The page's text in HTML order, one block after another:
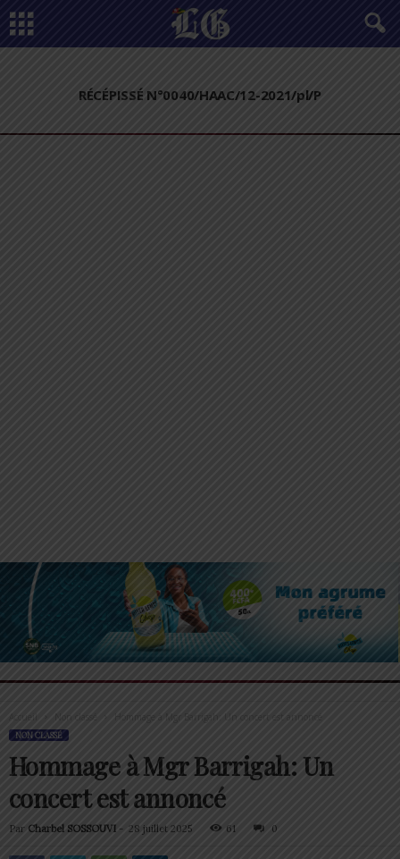
RÉCÉPISSÉ N°0040/HAAC/12-2021/pl/P
Accueil Hommage à Mgr Barrigah: Un concert est annoncé
NON CLASSÉ
Hommage à Mgr Barrigah: Un
concert est annoncé
Par Charbel SOSSOUVI - 28 juillet 2025 61 0